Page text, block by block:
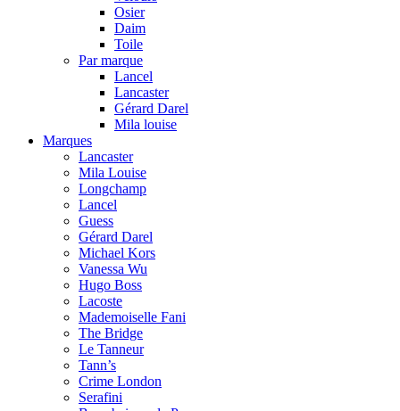
Osier
Daim
Toile
Par marque
Lancel
Lancaster
Gérard Darel
Mila louise
Marques
Lancaster
Mila Louise
Longchamp
Lancel
Guess
Gérard Darel
Michael Kors
Vanessa Wu
Hugo Boss
Lacoste
Mademoiselle Fani
The Bridge
Le Tanneur
Tann’s
Crime London
Serafini